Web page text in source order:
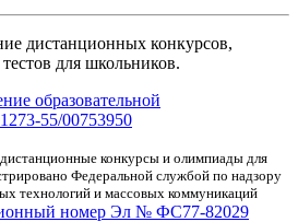
дистанционных конкурсов,
для школьников.
образовательной
55/00753950
конкурсы и олимпиады для
Федеральной службой по надзору
технологий и массовых коммуникаций
номер Эл № ФС77-82029